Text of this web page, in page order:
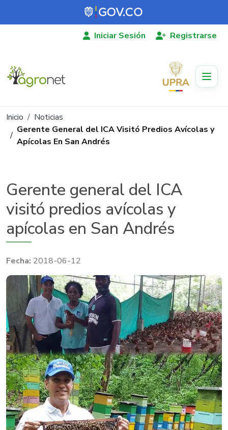
Pasar al contenido principal
Iniciar Sesión Registrarse
Ruta de navegación
Inicio
Noticias
Gerente General del ICA Visitó Predios Avícolas y
Apícolas En San Andrés
Gerente general del ICA
visitó predios avícolas y
apícolas en San Andrés
2018-06-12